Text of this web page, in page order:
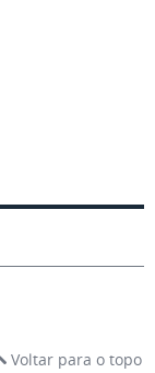
Voltar para o topo